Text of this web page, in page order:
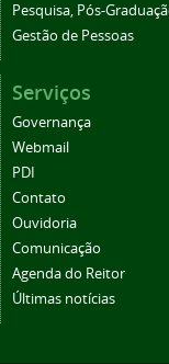
Pesquisa, Pós-
Gestão de Pessoas
Serviços
Governança
Webmail
PDI
Contato
Ouvidoria
Comunicação
Agenda do Reitor
Últimas notícias